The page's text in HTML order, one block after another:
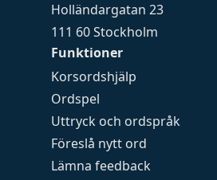
Funktioner
Korsordshjälp
Ordspel
Uttryck och ordspråk
Föreslå nytt ord
Lämna feedback
Holländargatan 23
111 60 Stockholm